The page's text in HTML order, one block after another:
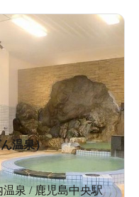
温泉）
温泉 / 鹿児島中央駅